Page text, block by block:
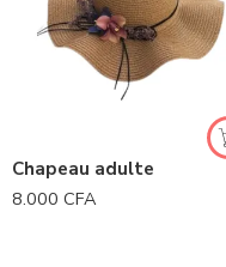
Chapeau adulte
8.000 CFA